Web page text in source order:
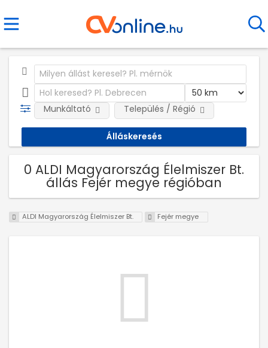
Munkáltató Település / Régió
0 ALDI Magyarország Élelmiszer Bt.
állás Fejér megye régióban
ALDI Magyarország Élelmiszer Bt. Fejér megye